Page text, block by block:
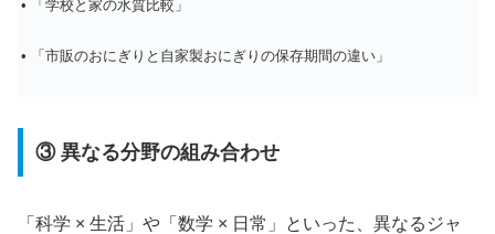
• 「学校と家の水質比較」
• 「市販のおにぎりと自家製おにぎりの保存期間の違い」
③ 異なる分野の組み合わせ
「科学 × 生活」や「数学 × 日常」といった、異なるジャ